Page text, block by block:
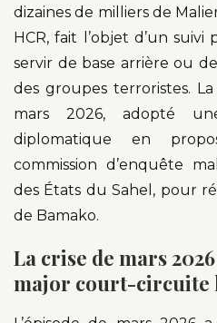
dizaines de milliers de
HCR, fait l’objet d’un
servir de base arrière ou
des groupes terroristes.
mars 2026, adopté
diplomatique en
commission d’enquête
des États du Sahel, pour
de Bamako.
La crise de mars
major court-circuite